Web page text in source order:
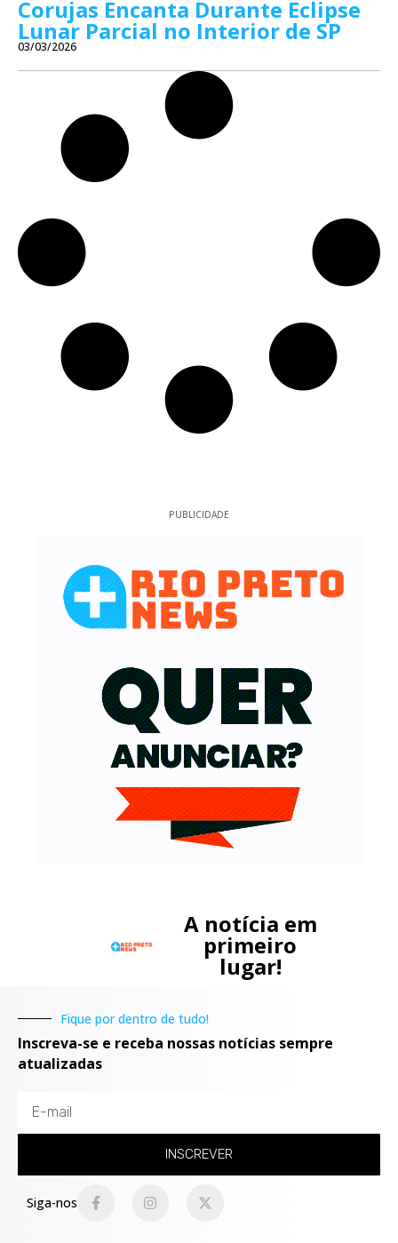
Corujas Encanta Durante Eclipse
Lunar Parcial no Interior de SP
03/03/2026
PUBLICIDADE
A notícia em
primeiro
lugar!
Fique por dentro de tudo!
Inscreva-se e receba nossas notícias sempre
atualizadas
INSCREVER
Siga-nos